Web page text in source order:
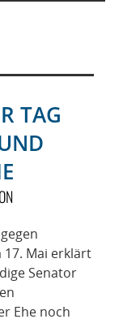
TAG
Mai erklärt
Senator
Ehe noch